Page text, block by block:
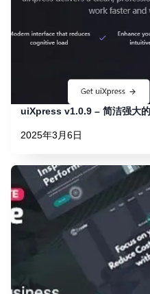
uiXpress v1.0.9 – 简洁强大
2025年3月6日